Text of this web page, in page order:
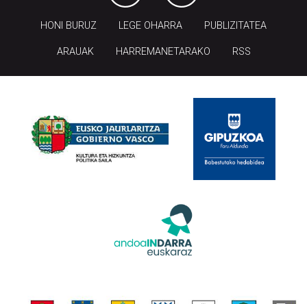
HONI BURUZ LEGE OHARRA PUBLIZITATEA
ARAUAK HARREMANETARAKO RSS